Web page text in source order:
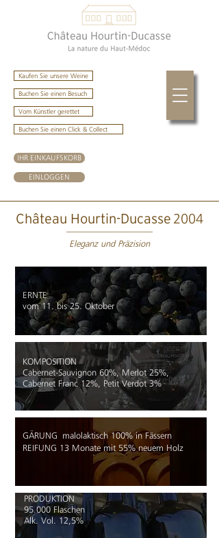
Kaufen Sie unsere Weine
Buchen Sie einen Besuch
Vom Künstler gerettet
IHR EINKAUFSKORB
Buchen Sie einen Click & Collect
EINLOGGEN
Château Hourtin-Ducasse 2004
Eleganz und Präzision
ERNTE
vom 11. bis 25. Oktober
GÄRUNG malolaktisch 100% in Fässern
REIFUNG 13 Monate mit 55% neuem Holz
PRODUKTION
95.000 Flaschen
Alk. Vol. 12,5%
KOMPOSITION
Cabernet-Sauvignon 60%, Merlot 25%,
Cabernet Franc 12%, Petit Verdot 3%